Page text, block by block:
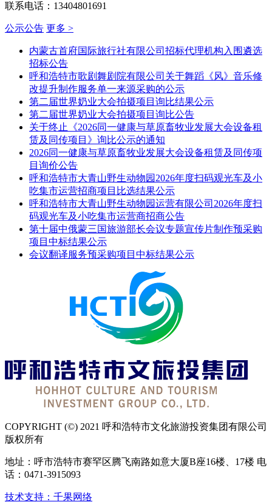
联系电话：13404801691
公示公告 更多 >
内蒙古首府国际旅行社有限公司招标代理机构入围遴选
招标公告
呼和浩特市歌剧舞剧院有限公司关于舞蹈《风》音乐修
改提升制作服务单一来源采购的公示
第二届世界奶业大会拍摄项目询比结果公示
第二届世界奶业大会拍摄项目询比公告
关于终止《2026同一健康与草原畜牧业发展大会设备租
赁及同传项目》询比公示的通知
2026同一健康与草原畜牧业发展大会设备租赁及同传项
目询价公告
呼和浩特市大青山野生动物园2026年度扫码观光车及小
吃集市运营招商项目比选结果公示
呼和浩特市大青山野生动物园运营有限公司2026年度扫
码观光车及小吃集市运营商招商公告
第十届中俄蒙三国旅游部长会议专题宣传片制作预采购
项目中标结果公示
会议翻译服务预采购项目中标结果公示
COPYRIGHT (©) 2021 呼和浩特市文化旅游投资集团有限公司
版权所有
地址：呼市浩特市赛罕区腾飞南路如意大厦B座16楼、17楼 电
话：0471-3915093
技术支持：千果网络